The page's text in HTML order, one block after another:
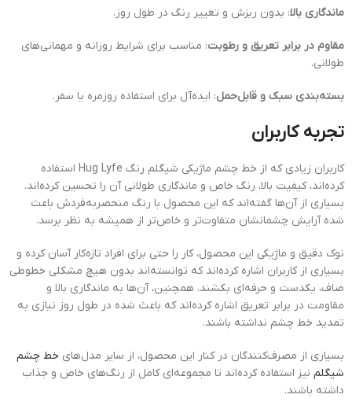
ماندگاری بالا: بدون ریزش و تغییر رنگ در طول روز.
مقاوم در برابر تعریق و رطوبت: مناسب برای شرایط روزانه و مهمانی‌های
طولانی.
بسته‌بندی سبک و قابل‌حمل: ایده‌آل برای استفاده روزمره یا سفر.
تجربه کاربران
کاربران زیادی که از خط چشم ماژیکی شیگلم رنگ Hug Lyfe استفاده
کرده‌اند، کیفیت بالا، رنگ خاص و ماندگاری طولانی آن را تحسین کرده‌اند.
بسیاری از آن‌ها گفته‌اند که این محصول با رنگ منحصربه‌فردش باعث
شده آرایش چشمانشان متفاوت‌تر و خاص‌تر از همیشه به نظر برسد.
نوک دقیق و ماژیکی این محصول، کار را حتی برای افراد تازه‌کار آسان کرده و
بسیاری از کاربران اشاره کرده‌اند که توانسته‌اند بدون هیچ مشکلی خطوطی
صاف، یکدست و حرفه‌ای بکشند. همچنین، آن‌ها به ماندگاری بالا و
مقاومت در برابر تعریق اشاره کرده‌اند که باعث شده در طول روز نیازی به
تمدید خط چشم نداشته باشند.
بسیاری از مصرف‌کنندگان در کنار این محصول، از سایر مدل‌های خط چشم
شیگلم نیز استفاده کرده‌اند تا مجموعه‌ای کامل از رنگ‌های خاص و جذاب
داشته باشند.